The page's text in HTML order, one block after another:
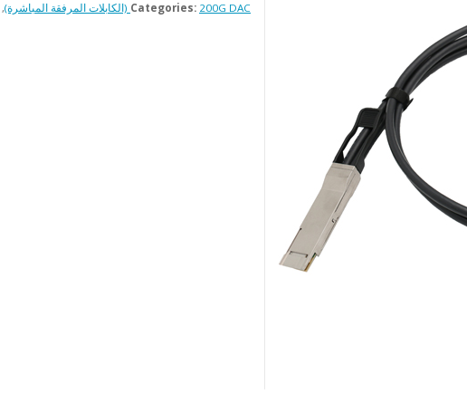
Categories: 200G DAC (الكابلات المرفقة المباشرة) ,